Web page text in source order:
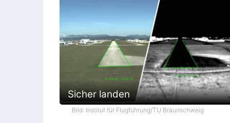
Sicher landen
Bild: Institut für Flugführung/TU Braunschweig